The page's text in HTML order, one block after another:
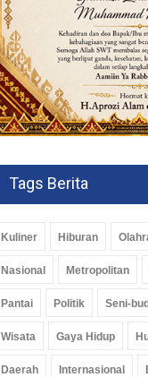
Tags Berita
Kuliner Hiburan
Nasional Metropolitan
Pantai Politik Seni-
Wisata Gaya Hidup
Daerah Internasional